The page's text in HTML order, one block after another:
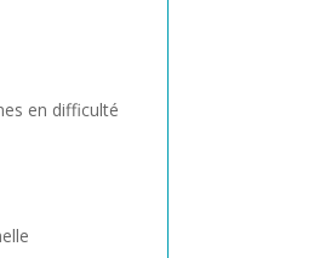
en difficulté